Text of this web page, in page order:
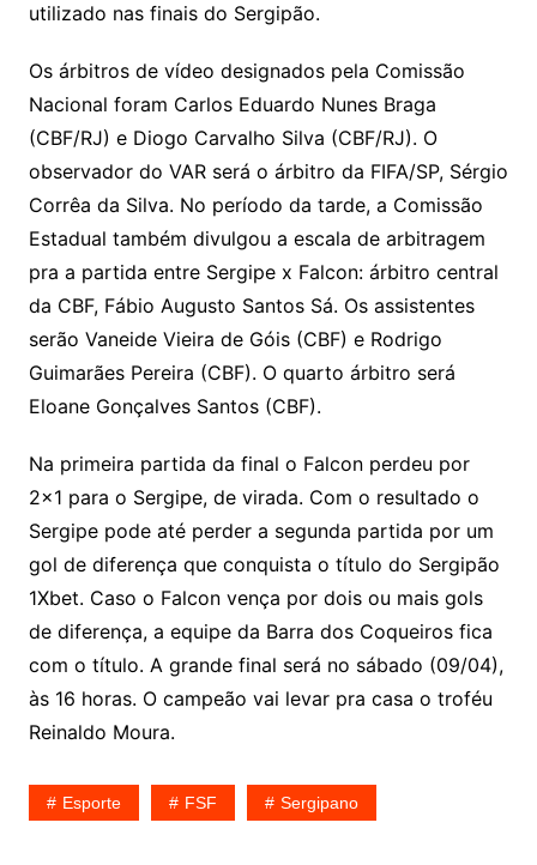
utilizado nas finais do Sergipão.
Os árbitros de vídeo designados pela Comissão
Nacional foram Carlos Eduardo Nunes Braga
(CBF/RJ) e Diogo Carvalho Silva (CBF/RJ). O
observador do VAR será o árbitro da FIFA/SP, Sérgio
Corrêa da Silva. No período da tarde, a Comissão
Estadual também divulgou a escala de arbitragem
pra a partida entre Sergipe x Falcon: árbitro central
da CBF, Fábio Augusto Santos Sá. Os assistentes
serão Vaneide Vieira de Góis (CBF) e Rodrigo
Guimarães Pereira (CBF). O quarto árbitro será
Eloane Gonçalves Santos (CBF).
Na primeira partida da final o Falcon perdeu por
2×1 para o Sergipe, de virada. Com o resultado o
Sergipe pode até perder a segunda partida por um
gol de diferença que conquista o título do Sergipão
1Xbet. Caso o Falcon vença por dois ou mais gols
de diferença, a equipe da Barra dos Coqueiros fica
com o título. A grande final será no sábado (09/04),
às 16 horas. O campeão vai levar pra casa o troféu
Reinaldo Moura.
Esporte FSF Sergipano